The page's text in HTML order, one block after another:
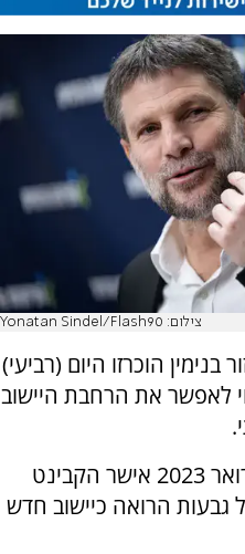
צילום: Yonatan Sindel/Flash90
בנימין הוכרזו היום (רביעי)
לאפשר את הרחבת היישוב
ההכרזה מגיעה לאחר שבפברואר 2023 אישר הקבינט
גבעות הרואה כיישוב חדש